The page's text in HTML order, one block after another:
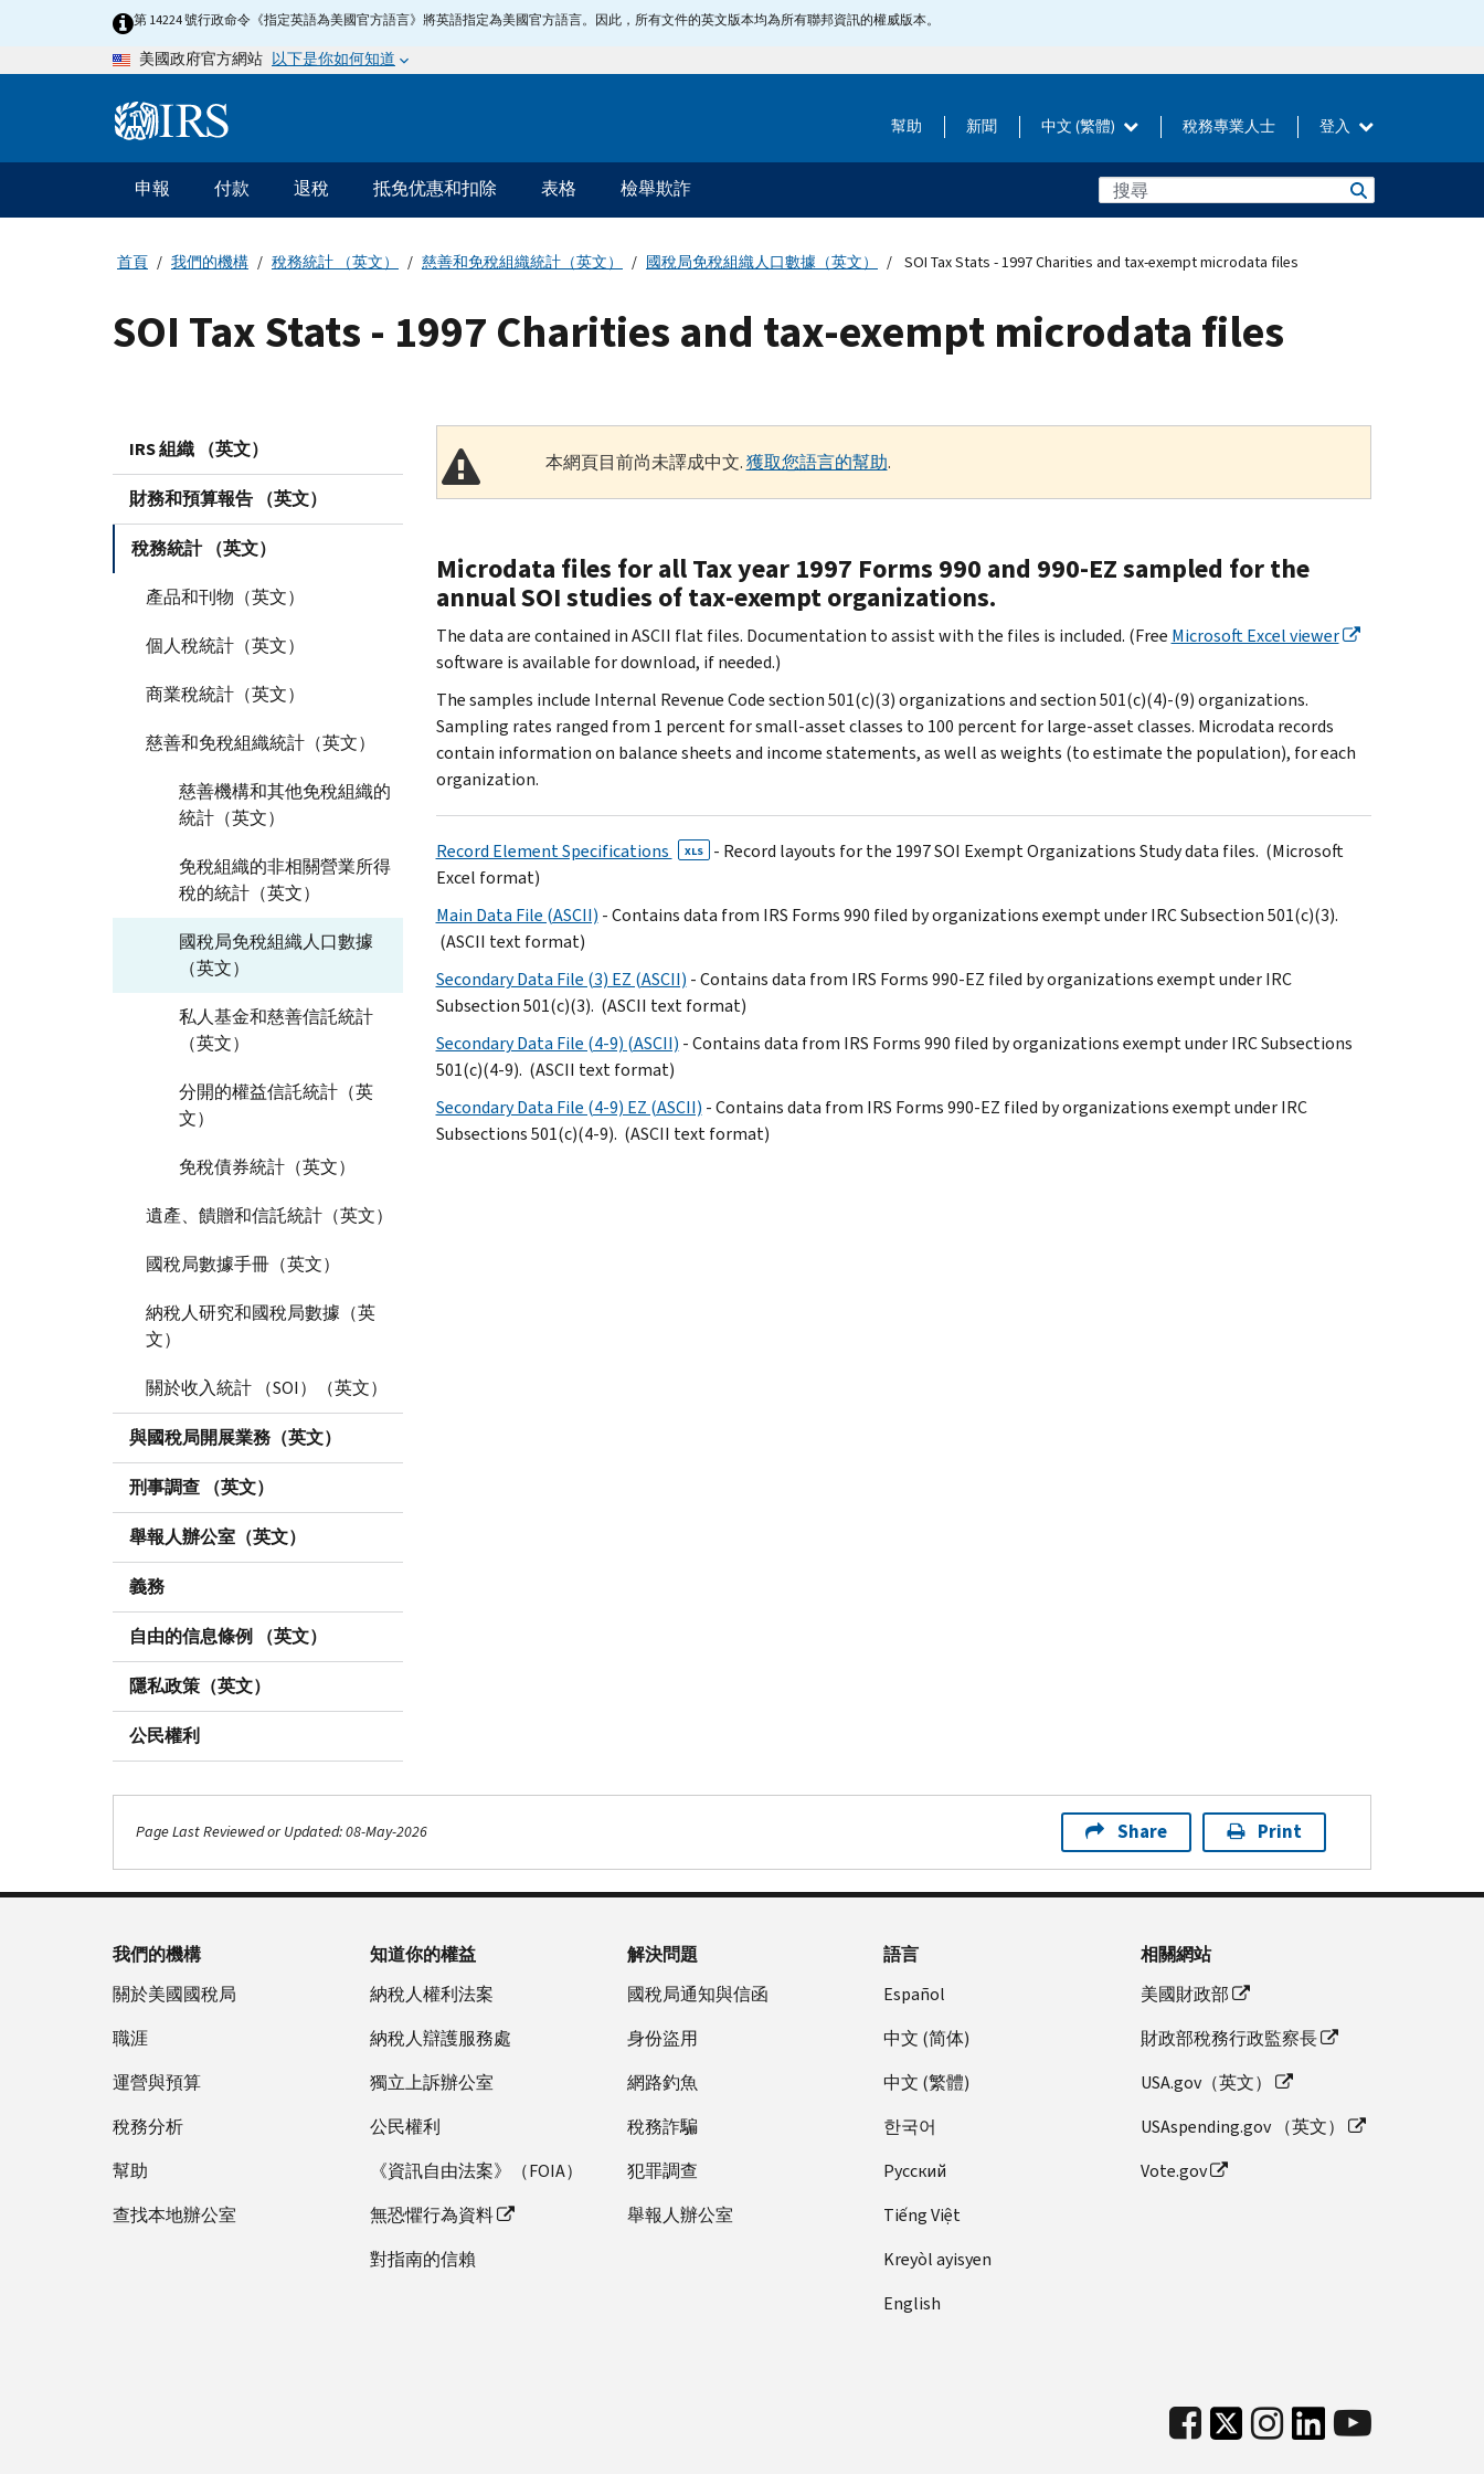
第 14224 號行政命令《指定英語為美國官方語言》將英語指定為美國官方語言。因此，所有文件的英文版本均為所有聯邦資訊的權威版本。
美國政府官方網站 以下是你如何知道
Information 幫助 新聞 中文 (繁體) 稅務專業人士 登入
主
要
導
申報 付款 退稅 抵免优惠和扣除 表格 檢舉欺詐
首頁 我們的機構 稅務統計 （英文） 慈善和免稅組織統計（英文） 國稅局免稅組織人口數據（英文） SOI Tax Stats - 1997 Charities and tax-exempt microdata files
SOI Tax Stats - 1997 Charities and tax-exempt microdata files
IRS 組織 （英文）
財務和預算報告 （英文）
稅務統計 （英文）
產品和刊物（英文）
個人稅統計（英文）
商業稅統計（英文）
慈善和免稅組織統計（英文）
慈善機構和其他免稅組織的
統計（英文）
免稅組織的非相關營業所得
稅的統計（英文）
國稅局免稅組織人口數據
（英文）
私人基金和慈善信託統計
（英文）
分開的權益信託統計（英
文）
免稅債券統計（英文）
遺產、饋贈和信託統計（英文）
國稅局數據手冊（英文）
納稅人研究和國稅局數據（英
文）
關於收入統計 （SOI）（英文）
與國稅局開展業務（英文）
刑事調查 （英文）
舉報人辦公室（英文）
義務
自由的信息條例 （英文）
隱私政策（英文）
公民權利
本網頁目前尚未譯成中文.獲取您語言的幫助.
Microdata files for all Tax year 1997 Forms 990 and 990-EZ sampled for the
annual SOI studies of tax-exempt organizations.
The data are contained in ASCII flat files. Documentation to assist with the files is included. (Free Microsoft Excel viewer
software is available for download, if needed.)
The samples include Internal Revenue Code section 501(c)(3) organizations and section 501(c)(4)-(9) organizations.
Sampling rates ranged from 1 percent for small-asset classes to 100 percent for large-asset classes. Microdata records
contain information on balance sheets and income statements, as well as weights (to estimate the population), for each
organization.
Record Element Specifications XLS
- Record layouts for the 1997 SOI Exempt Organizations Study data files. (Microsoft
Excel format)
Main Data File (ASCII) - Contains data from IRS Forms 990 filed by organizations exempt under IRC Subsection 501(c)(3).
(ASCII text format)
Secondary Data File (3) EZ (ASCII) - Contains data from IRS Forms 990-EZ filed by organizations exempt under IRC
Subsection 501(c)(3). (ASCII text format)
Secondary Data File (4-9) (ASCII) - Contains data from IRS Forms 990 filed by organizations exempt under IRC Subsections
501(c)(4-9). (ASCII text format)
Secondary Data File (4-9) EZ (ASCII) - Contains data from IRS Forms 990-EZ filed by organizations exempt under IRC
Subsections 501(c)(4-9). (ASCII text format)
Page Last Reviewed or Updated: 08-May-2026 Share Print
我們的機構
關於美國國稅局
職涯
運營與預算
稅務分析
幫助
查找本地辦公室
知道你的權益
納稅人權利法案
納稅人辯護服務處
獨立上訴辦公室
公民權利
《資訊自由法案》（FOIA）
無恐懼行為資料
對指南的信賴
解決問題
國稅局通知與信函
身份盜用
網路釣魚
稅務詐騙
犯罪調查
舉報人辦公室
語言
Español
中文 (简体)
中文 (繁體)
한국어
Pусский
Tiếng Việt
Kreyòl ayisyen
English
相關網站
美國財政部
財政部稅務行政監察長
USA.gov（英文）
USAspending.gov （英文）
Vote.gov